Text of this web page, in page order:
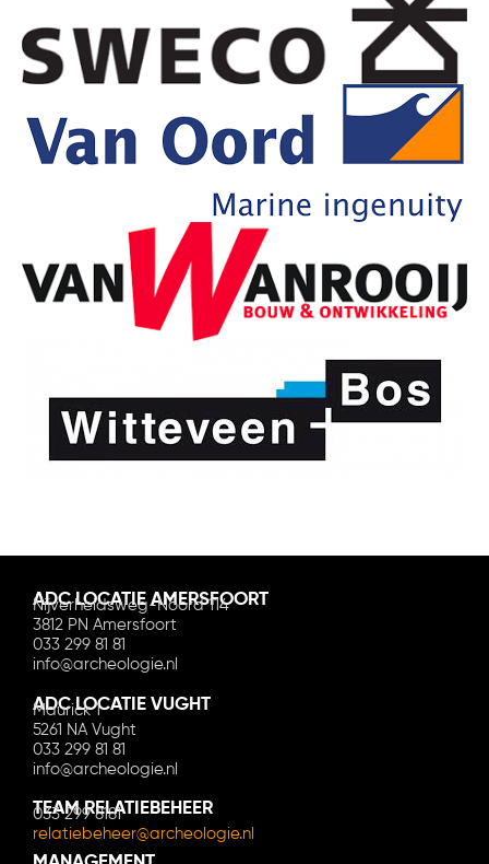
ADC LOCATIE AMERSFOORT
Nijverheidsweg-Noord 114
3812 PN Amersfoort
033 299 81 81
info@archeologie.nl
ADC LOCATIE VUGHT
Maurick 1
5261 NA Vught
033 299 81 81
info@archeologie.nl
TEAM RELATIEBEHEER
033 299 8181
relatiebeheer@archeologie.nl